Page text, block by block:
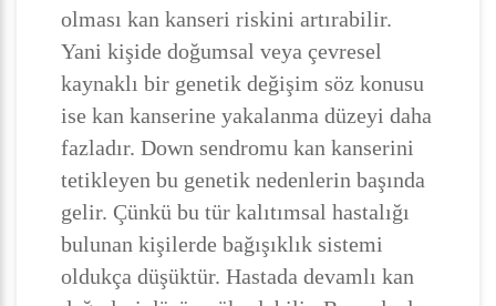
olması kan kanseri riskini artırabilir.
Yani kişide doğumsal veya çevresel
kaynaklı bir genetik değişim söz konusu
ise kan kanserine yakalanma düzeyi daha
fazladır. Down sendromu kan kanserini
tetikleyen bu genetik nedenlerin başında
gelir. Çünkü bu tür kalıtımsal hastalığı
bulunan kişilerde bağışıklık sistemi
oldukça düşüktür. Hastada devamlı kan